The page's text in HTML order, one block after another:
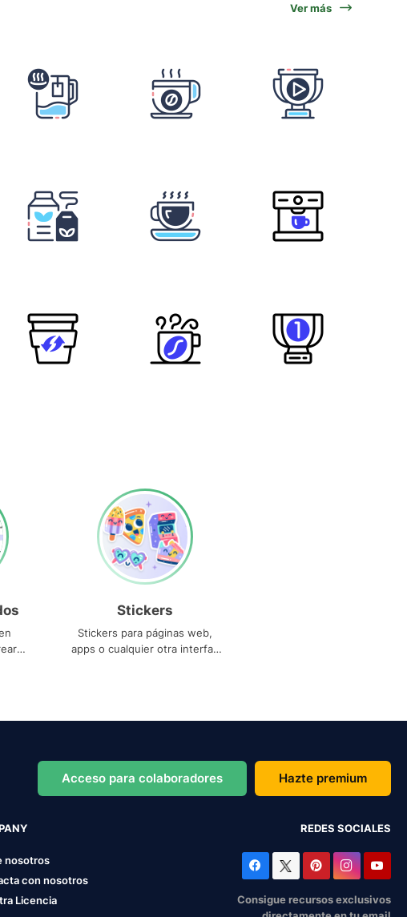
Ver más
Stickers
Stickers para páginas web,
apps o cualquier otra interfaz
Acceso para colaboradores Hazte premium
nosotros
con nosotros
Licencia
REDES SOCIALES
Consigue recursos exclusivos